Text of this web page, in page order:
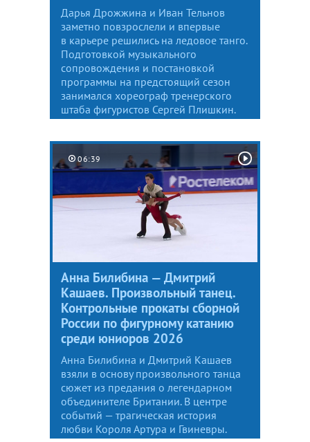
Дарья Дрожжина и Иван Тельнов
заметно повзрослели и впервые
в карьере решились на ледовое танго.
Подготовкой музыкального
сопровождения и постановкой
программы на предстоящий сезон
занимался хореограф тренерского
штаба фигуристов Сергей Плишкин.
06:39
Анна Билибина — Дмитрий
Кашаев. Произвольный танец.
Контрольные прокаты сборной
России по фигурному катанию
среди юниоров 2026
Анна Билибина и Дмитрий Кашаев
взяли в основу произвольного танца
сюжет из предания о легендарном
объединителе Британии. В центре
событий — трагическая история
любви Короля Артура и Гвиневры.